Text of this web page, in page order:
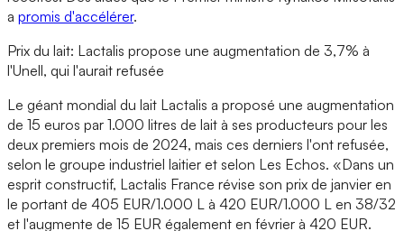
a promis d'accélérer.
Prix du lait: Lactalis propose une augmentation de 3,7% à
l'Unell, qui l'aurait refusée
Le géant mondial du lait Lactalis a proposé une augmentation
de 15 euros par 1.000 litres de lait à ses producteurs pour les
deux premiers mois de 2024, mais ces derniers l'ont refusée,
selon le groupe industriel laitier et selon Les Echos. «Dans un
esprit constructif, Lactalis France révise son prix de janvier en
le portant de 405 EUR/1.000 L à 420 EUR/1.000 L en 38/32
et l'augmente de 15 EUR également en février à 420 EUR.